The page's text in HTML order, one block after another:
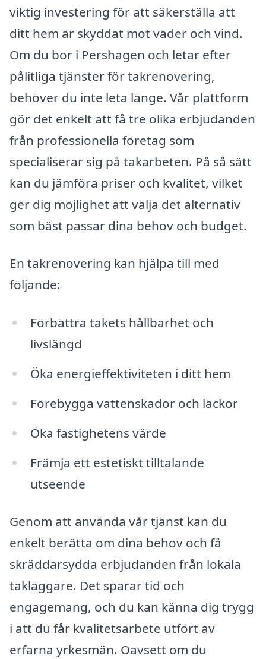
viktig investering för att säkerställa att
ditt hem är skyddat mot väder och vind.
Om du bor i Pershagen och letar efter
pålitliga tjänster för takrenovering,
behöver du inte leta länge. Vår plattform
gör det enkelt att få tre olika erbjudanden
från professionella företag som
specialiserar sig på takarbeten. På så sätt
kan du jämföra priser och kvalitet, vilket
ger dig möjlighet att välja det alternativ
som bäst passar dina behov och budget.
En takrenovering kan hjälpa till med
följande:
Förbättra takets hållbarhet och
livslängd
Öka energieffektiviteten i ditt hem
Förebygga vattenskador och läckor
Öka fastighetens värde
Främja ett estetiskt tilltalande
utseende
Genom att använda vår tjänst kan du
enkelt berätta om dina behov och få
skräddarsydda erbjudanden från lokala
takläggare. Det sparar tid och
engagemang, och du kan känna dig trygg
i att du får kvalitetsarbete utfört av
erfarna yrkesmän. Oavsett om du